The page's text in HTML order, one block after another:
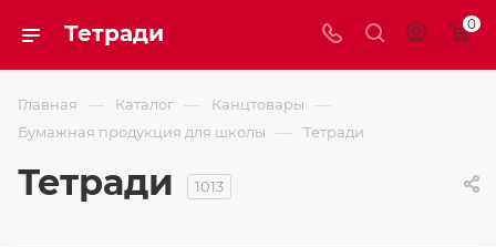
Тетради 0
Главная — Каталог — Канцтовары —
Бумажная продукция для школы — Тетради
Тетради 1013